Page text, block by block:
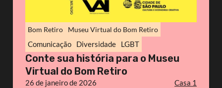
Bom Retiro Museu Virtual do Bom Retiro
Comunicação Diversidade LGBT
Conte sua história para o Museu
Virtual do Bom Retiro
26 de janeiro de 2026 Casa 1